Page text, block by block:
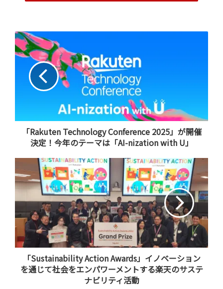
デスクトップ版「Rakuten AI」によりユーザーは多様なAI
エージェントを利用し、「楽天エコシステム」にシーム
レスに接続することができる
ブラウザアクセスと比較したオンデバ
イスAIプラットフォームのメリット
ブラウザ経由ではなくデバイス上でAIを動作させるメリ
ットについて、楽天の専務執行役員兼Group CAIDO（チ
ーフAI & Dataオフィサー）のティン・ツァイは、大規模
言語モデル（LLM）を用いたハイブリッドAIアプリをPC
に直接インストールすることで得られる3つのメリットを
強調しました。
オフラインアクセス –インターネット接続がなくて
も、デバイス上のファイルを使用し、資料の要約、
「Rakuten Technology Conference 2025」が開催
決定！今年のテーマは「AI-nization with U」
「Sustainability Action Awards」イノベーション
を通じて社会をエンパワーメントする楽天のサステ
ナビリティ活動